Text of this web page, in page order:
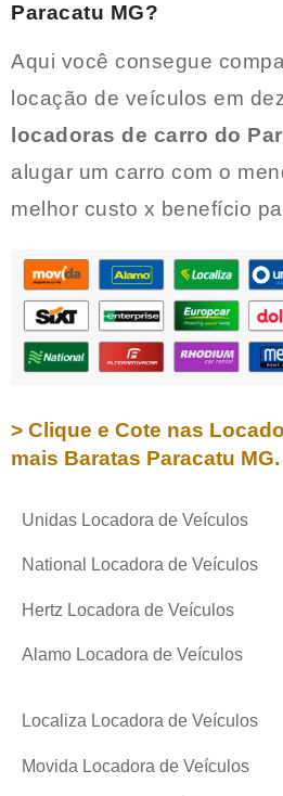
Paracatu MG?
Aqui você consegue
locação de veículos em
locadoras de carro do
alugar um carro com o
melhor custo x benefício
> Clique e Cote nas
mais Baratas Paracatu MG.
Unidas Locadora de Veículos
National Locadora de Veículos
Hertz Locadora de Veículos
Alamo Locadora de Veículos
Localiza Locadora de Veículos
Movida Locadora de Veículos